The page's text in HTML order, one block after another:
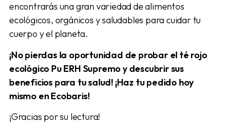
encontrarás una gran variedad de alimentos
ecológicos, orgánicos y saludables para cuidar tu
cuerpo y el planeta.
¡No pierdas la oportunidad de probar el té rojo
ecológico Pu ERH Supremo y descubrir sus
beneficios para tu salud! ¡Haz tu pedido hoy
mismo en Ecobaris!
¡Gracias por su lectura!